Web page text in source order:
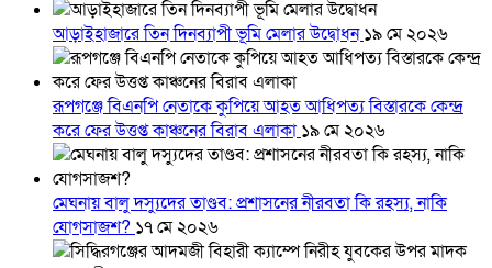
আড়াইহাজারে তিন দিনব্যাপী ভূমি মেলার উদ্বোধন১৯ মে ২০২৬
রূপগঞ্জে বিএনপি নেতাকে কুপিয়ে আহত আধিপত্য বিস্তারকে কেন্দ্র
করে ফের উত্তপ্ত কাঞ্চনের বিরাব এলাকা ১৯ মে ২০২৬
মেঘনায় বালু দস্যুদের তাণ্ডব: প্রশাসনের নীরবতা কি রহস্য, নাকি
যোগসাজশ? ১৭ মে ২০২৬